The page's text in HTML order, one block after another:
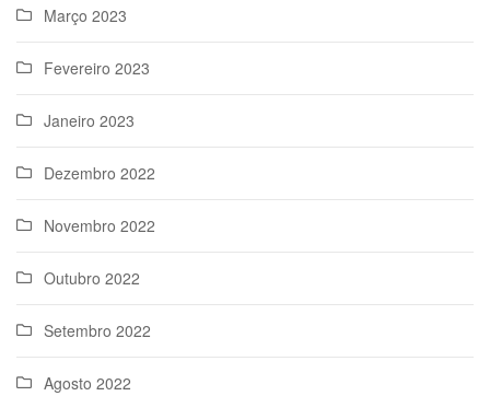
Março 2023
Fevereiro 2023
Janeiro 2023
Dezembro 2022
Novembro 2022
Outubro 2022
Setembro 2022
Agosto 2022